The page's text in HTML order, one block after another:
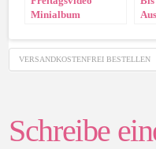
Minialbum
VERSANDKOSTENFREI BESTELLEN
Schreibe